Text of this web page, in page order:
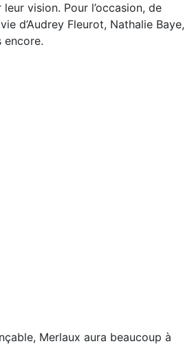
vision. Pour l’occasion, de
d’Audrey Fleurot, Nathalie Baye,
encore.
Merlaux aura beaucoup à